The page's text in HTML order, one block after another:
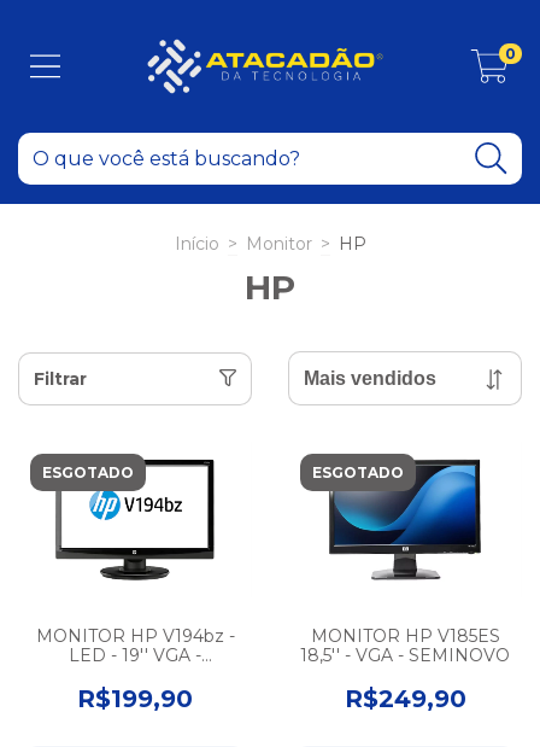
0
Início > Monitor > HP
HP
Filtrar
ESGOTADO
MONITOR HP V194bz -
LED - 19'' VGA -
R$199,90
ESGOTADO
MONITOR HP V185ES
18,5'' - VGA - SEMINOVO
R$249,90